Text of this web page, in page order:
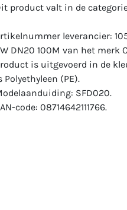
product valt in de
leverancier:
DN20 100M van het merk
is uitgevoerd in de
Polyethyleen (PE).
SFD020.
code: 08714642111766.